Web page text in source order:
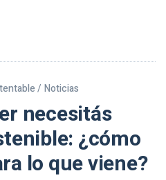
/ Noticias
necesitás
¿cómo
lo que viene?